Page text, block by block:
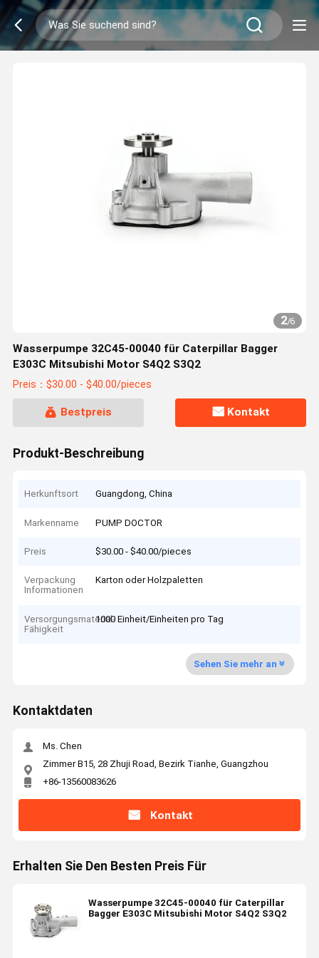
2/6
Wasserpumpe 32C45-00040 für Caterpillar Bagger
E303C Mitsubishi Motor S4Q2 S3Q2
Preis：$30.00 - $40.00/pieces
Bestpreis Kontakt
Produkt-Beschreibung
Herkunftsort Guangdong, China
Markenname PUMP DOCTOR
Preis $30.00 - $40.00/pieces
Verpackung
Informationen
Karton oder Holzpaletten
Versorgungsmaterial-
Fähigkeit
1000 Einheit/Einheiten pro Tag
Sehen Sie mehr an
Kontaktdaten
Ms. Chen
Zimmer B15, 28 Zhuji Road, Bezirk Tianhe, Guangzhou
+86-13560083626
Kontakt
Erhalten Sie Den Besten Preis Für
Wasserpumpe 32C45-00040 für Caterpillar
Bagger E303C Mitsubishi Motor S4Q2 S3Q2